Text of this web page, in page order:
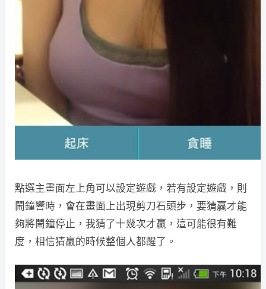
點選主畫面左上角可以設定遊戲，若有設定遊戲，則
鬧鐘響時，會在畫面上出現剪刀石頭步，要猜贏才能
夠將鬧鐘停止，我猜了十幾次才贏，這可能很有難
度，相信猜贏的時候整個人都醒了。